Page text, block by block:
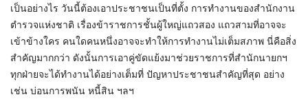
เป็นอย่างไร วันนี้ต้องเอาประชาชนเป็นที่ตั้ง การทำงานของสำนักงาน
ตำรวจแห่งชาติ เรื่องข้าราชการชั้นผู้ใหญ่แถวสอง แถวสามที่อาจจะ
เข้าข้างใคร คนใดคนหนึ่งอาจจะทำให้การทำงานไม่เต็มสภาพ นี่คือสิ่ง
สำคัญมากกว่า ดังนั้นการเอาคู่ขัดแย้งมาช่วยราชการที่สำนักนายกฯ
ทุกฝ่ายจะได้ทำงานได้อย่างเต็มที่ ปัญหาประชาชนสำคัญที่สุด อย่าง
เช่น บ่อนการพนัน หนี้สิน ฯลฯ